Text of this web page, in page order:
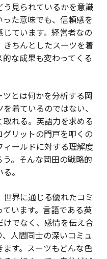
う見られているかを意識
た意味でも、信頼感を
ています。経営者なの
ちんとしたスーツを着
な成果も変わってくる
とは何かを分析する岡
着ているのではない、
れる。英語力を求める
リットの門戸を叩くの
ールドに対する理解度
。そんな岡田の戦略的
。
世界に通じる優れたコミ
います。言語である英
でなく、感情を伝え合
人間同士の深いコミュ
す。スーツもどんな色